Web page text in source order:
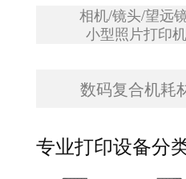
相机/镜头/望远
小型照片打印机
数码复合机耗
专业打印设备分